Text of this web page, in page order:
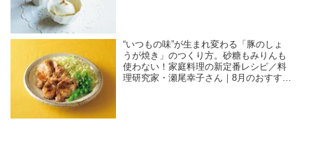
“いつもの味”が生まれ変わる「豚のしょ
うが焼き」のつくり方。砂糖もみりんも
使わない！家庭料理の新定番レシピ／料
理研究家・瀬尾幸子さん｜8月のおすすめ